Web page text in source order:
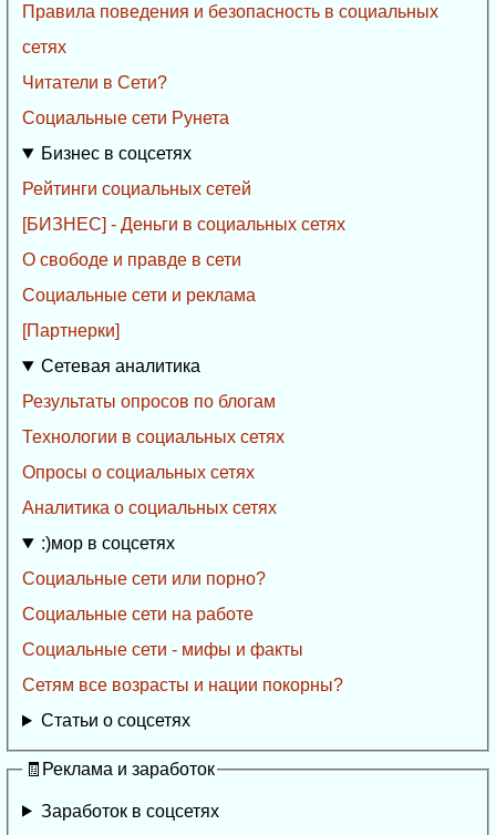
Правила поведения и безопасность в социальных
сетях
Читатели в Сети?
Социальные сети Рунета
Бизнес в соцсетях
Рейтинги социальных сетей
[БИЗНЕС] - Деньги в социальных сетях
О свободе и правде в сети
Социальные сети и реклама
[Партнерки]
Сетевая аналитика
Результаты опросов по блогам
Технологии в социальных сетях
Опросы о социальных сетях
Аналитика о социальных сетях
:)мор в соцсетях
Социальные сети или порно?
Социальные сети на работе
Социальные сети - мифы и факты
Сетям все возрасты и нации покорны?
Статьи о соцсетях
🧾Реклама и заработок
Заработок в соцсетях